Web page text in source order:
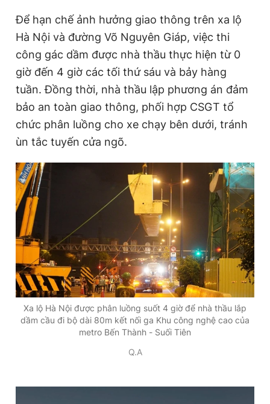
Thông tin tòa soạn Liên hệ quảng cáo
Đọc Thanh Niên trên điện thoại
Theo dõi báo trên
Hotline
0906 645 777
Liên hệ quảng cáo
0908 780 404
Đặt báo Quảng cáo RSS Tòa soạn Chính sách bảo
Tổng biên tập: Nguyễn Ngọc Toàn
Phó tổng biên tập thường trực: Hải Thành
Phó tổng biên tập: Lâm Hiếu Dũng
Tổng thư ký tòa soạn: Đức Trung
Để hạn chế ảnh hưởng giao thông trên xa lộ
Hà Nội và đường Võ Nguyên Giáp, việc thi
công gác dầm được nhà thầu thực hiện từ 0
giờ đến 4 giờ các tối thứ sáu và bảy hàng
tuần. Đồng thời, nhà thầu lập phương án đảm
bảo an toàn giao thông, phối hợp CSGT tổ
chức phân luồng cho xe chạy bên dưới, tránh
ùn tắc tuyến cửa ngõ.
Xa lộ Hà Nội được phân luồng suốt 4 giờ để nhà thầu lắp
dầm cầu đi bộ dài 80m kết nối ga Khu công nghệ cao của
metro Bến Thành - Suối Tiên
Q.A